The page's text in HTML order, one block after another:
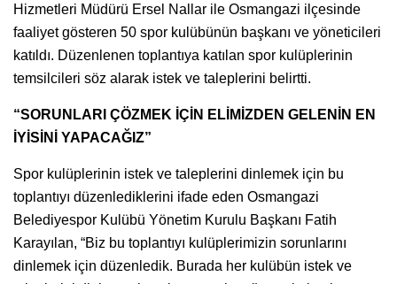
Hizmetleri Müdürü Ersel Nallar ile Osmangazi ilçesinde
faaliyet gösteren 50 spor kulübünün başkanı ve yöneticileri
katıldı. Düzenlenen toplantıya katılan spor kulüplerinin
temsilcileri söz alarak istek ve taleplerini belirtti.
“SORUNLARI ÇÖZMEK İÇİN ELİMİZDEN GELENİN EN
İYİSİNİ YAPACAĞIZ”
Spor kulüplerinin istek ve taleplerini dinlemek için bu
toplantıyı düzenlediklerini ifade eden Osmangazi
Belediyespor Kulübü Yönetim Kurulu Başkanı Fatih
Karayılan, “Biz bu toplantıyı kulüplerimizin sorunlarını
dinlemek için düzenledik. Burada her kulübün istek ve